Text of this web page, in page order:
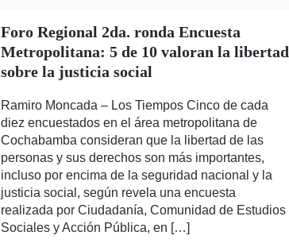
Foro Regional 2da. ronda Encuesta
Metropolitana: 5 de 10 valoran la libertad
sobre la justicia social
Ramiro Moncada – Los Tiempos Cinco de cada
diez encuestados en el área metropolitana de
Cochabamba consideran que la libertad de las
personas y sus derechos son más importantes,
incluso por encima de la seguridad nacional y la
justicia social, según revela una encuesta
realizada por Ciudadanía, Comunidad de Estudios
Sociales y Acción Pública, en […]